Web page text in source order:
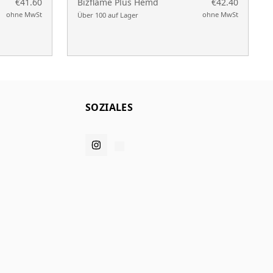
ohne MwSt Über 100 auf Lager ohne MwSt
SOZIALES